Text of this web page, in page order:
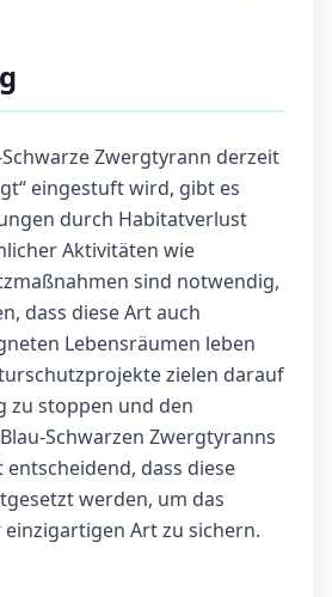
Zwergtyrann derzeit
eingestuft wird, gibt es
durch Habitatverlust
Aktivitäten wie
sind notwendig,
dass diese Art auch
Lebensräumen leben
zielen darauf
zu stoppen und den
Schwarzen Zwergtyranns
entscheidend, dass diese
werden, um das
Art zu sichern.